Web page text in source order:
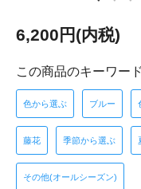
6,200円(内税)
この商品のキーワード
色から選ぶ ブルー
藤花 季節から選ぶ
その他(オールシーズン)